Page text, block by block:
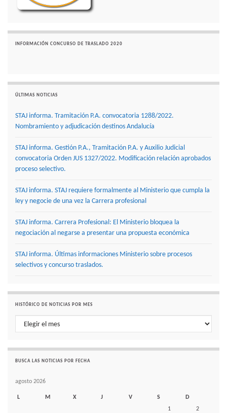
INFORMACIÓN CONCURSO DE TRASLADO 2020
ÚLTIMAS NOTICIAS
STAJ informa. Tramitación P.A. convocatoria 1288/2022.
Nombramiento y adjudicación destinos Andalucía
STAJ informa. Gestión P.A., Tramitación P.A. y Auxilio Judicial
convocatoria Orden JUS 1327/2022. Modificación relación aprobados
proceso selectivo.
STAJ informa. STAJ requiere formalmente al Ministerio que cumpla la
ley y negocie de una vez la Carrera profesional
STAJ informa. Carrera Profesional: El Ministerio bloquea la
negociación al negarse a presentar una propuesta económica
STAJ informa. Últimas informaciones Ministerio sobre procesos
selectivos y concurso traslados.
HISTÓRICO DE NOTICIAS POR MES
Histórico de noticias por mes
BUSCA LAS NOTICIAS POR FECHA
agosto 2026
L M X J V S
D
1
2